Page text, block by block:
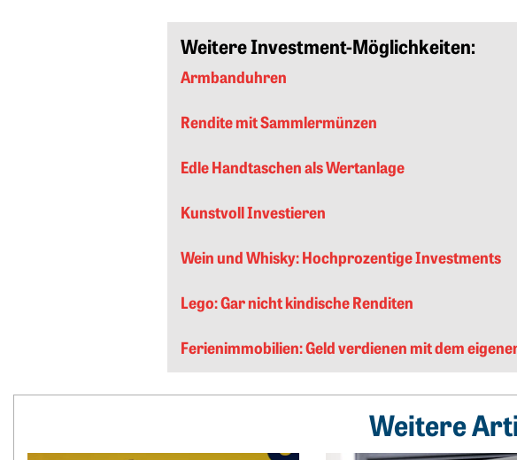
Weitere Investment-Möglichkeiten:
Armbanduhren
Rendite mit Sammlermünzen
Edle Handtaschen als Wertanlage
Kunstvoll Investieren
Wein und Whisky: Hochprozentige Investments
Lego: Gar nicht kindische Renditen
Ferienimmobilien: Geld verdienen mit dem
Weitere